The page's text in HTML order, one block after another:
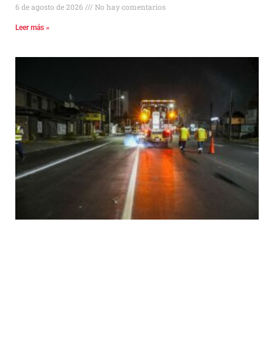
6 de agosto de 2026 No hay comentarios
Leer más »